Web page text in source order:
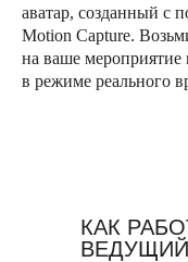
аватар, созданный с
Motion Capture.
на ваше мероприятие
в режиме реального
КАК
ВЕДУЩИЙ